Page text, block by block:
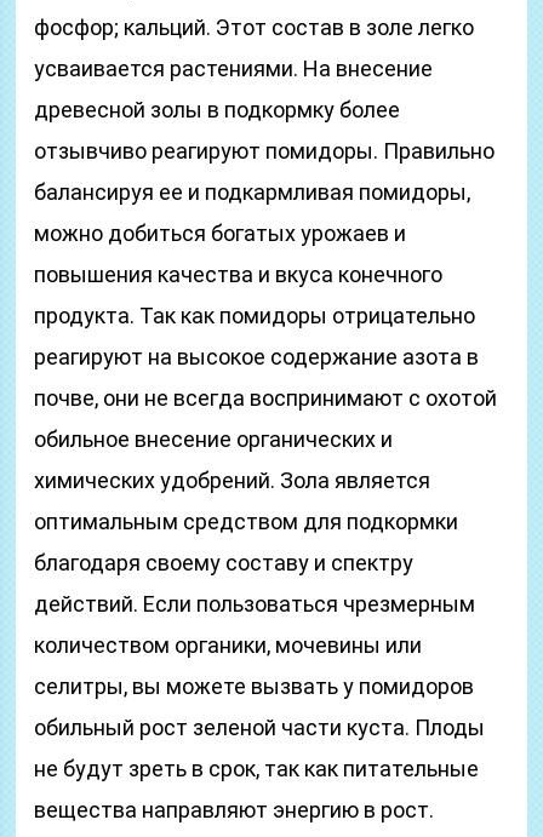
фосфор; кальций. Этот состав в золе легко
усваивается растениями. На внесение
древесной золы в подкормку более
отзывчиво реагируют помидоры. Правильно
балансируя ее и подкармливая помидоры,
можно добиться богатых урожаев и
повышения качества и вкуса конечного
продукта. Так как помидоры отрицательно
реагируют на высокое содержание азота в
почве, они не всегда воспринимают с охотой
обильное внесение органических и
химических удобрений. Зола является
оптимальным средством для подкормки
благодаря своему составу и спектру
действий. Если пользоваться чрезмерным
количеством органики, мочевины или
селитры, вы можете вызвать у помидоров
обильный рост зеленой части куста. Плоды
не будут зреть в срок, так как питательные
вещества направляют энергию в рост.